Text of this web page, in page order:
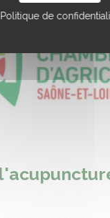
Politique de